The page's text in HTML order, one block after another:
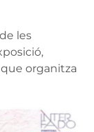
les
organitza